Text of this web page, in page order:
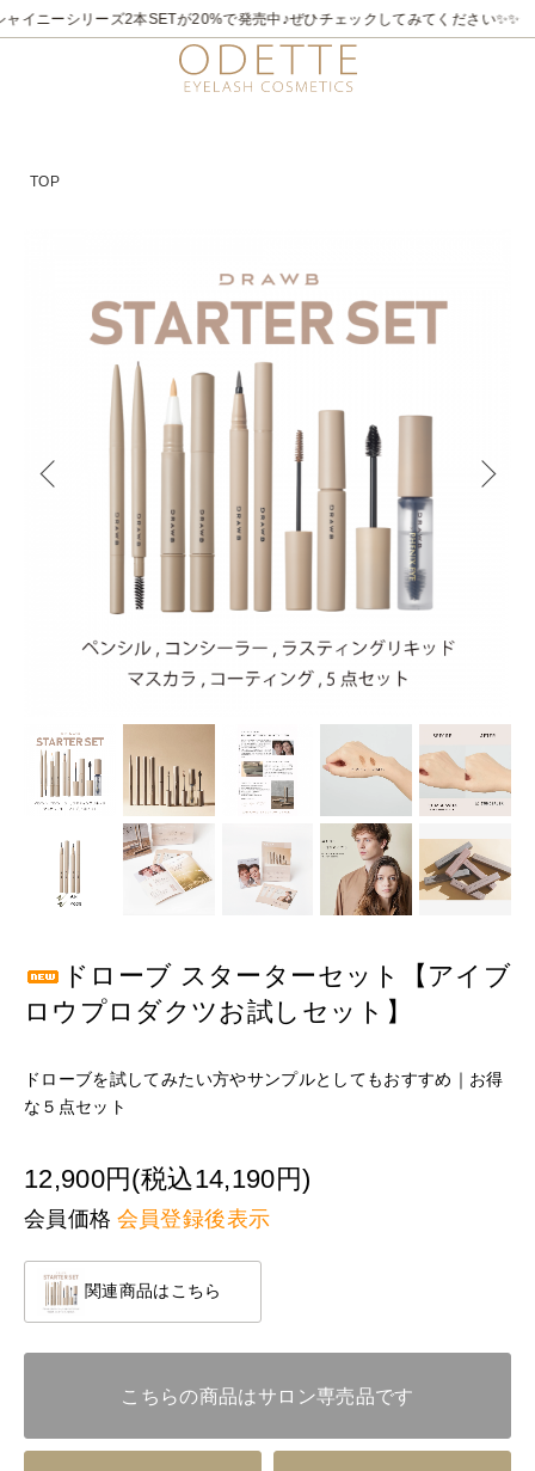
イニーシリーズ2本SETが20%で発売中♪ぜひチェックしてみてください✨✨
TOP
ドローブ スターターセット【アイブ
ロウプロダクツお試しセット】
ドローブを試してみたい方やサンプルとしてもおすすめ｜お得
な５点セット
12,900円(税込14,190円)
会員価格 会員登録後表示
関連商品はこちら
こちらの商品はサロン専売品です